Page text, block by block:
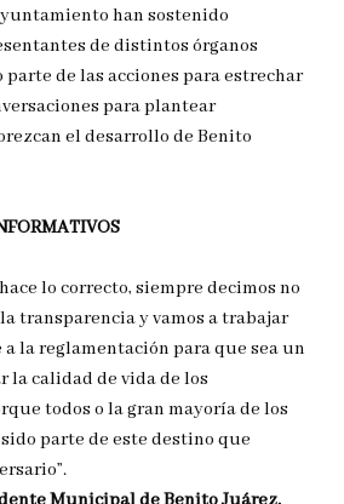
han sostenido
de distintos órganos
de las acciones para estrechar
para plantear
el desarrollo de Benito
lo correcto, siempre decimos no
transparencia y vamos a trabajar
a la reglamentación para que sea un
la calidad de vida de los
todos o la gran mayoría de los
parte de este destino que